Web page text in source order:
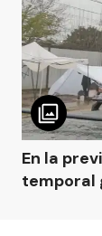
En la
temporal